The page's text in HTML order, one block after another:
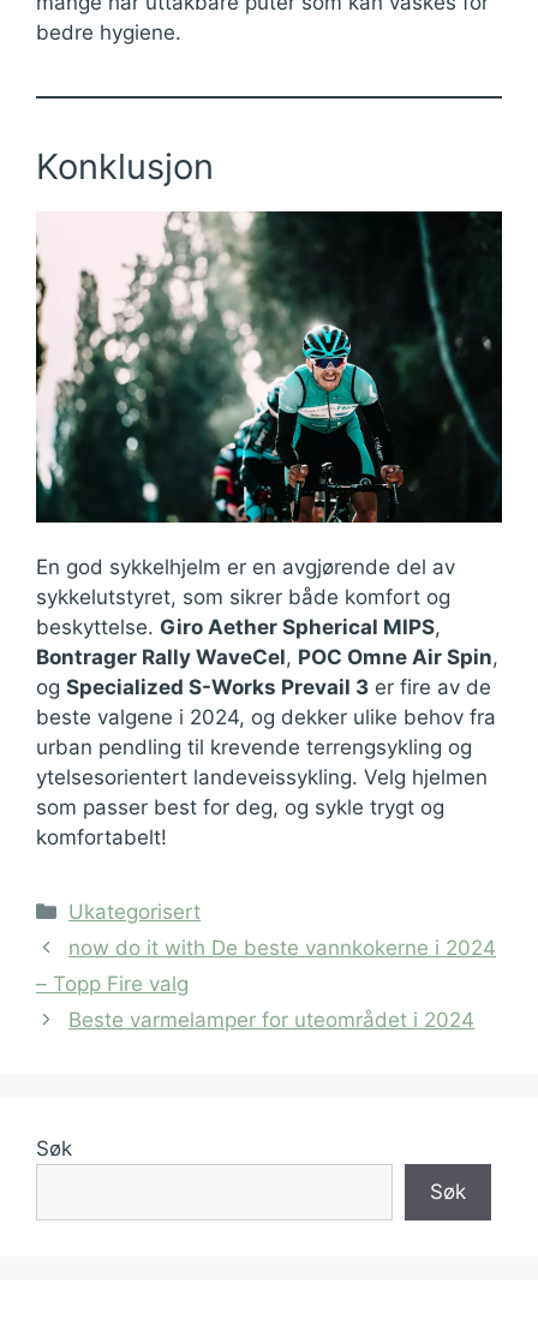
bedre hygiene.
Konklusjon
En god sykkelhjelm er en avgjørende del av
sykkelutstyret, som sikrer både komfort og
beskyttelse. Giro Aether Spherical MIPS,
Bontrager Rally WaveCel, POC Omne Air Spin,
og Specialized S-Works Prevail 3 er fire av de
beste valgene i 2024, og dekker ulike behov fra
urban pendling til krevende terrengsykling og
ytelsesorientert landeveissykling. Velg hjelmen
som passer best for deg, og sykle trygt og
komfortabelt!
Kategorier
Ukategorisert
now do it with De beste vannkokerne i 2024
– Topp Fire valg
Beste varmelamper for uteområdet i 2024
Søk
Søk